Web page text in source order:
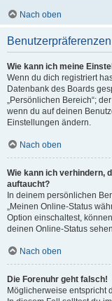
Nach oben
Wie kann ich meine
Wenn du dich registriert
Datenbank des Boards
„Persönlichen Bereich“;
wenn du auf deinen
Einstellungen ändern.
Nach oben
Wie kann ich verhindern,
auftaucht?
In deinem persönlichen
„Meinen Online-Status
Option einschaltest,
deinen Online-Status
Nach oben
Die Forenuhr geht falsch!
Möglicherweise entspricht